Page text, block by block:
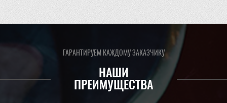
ГАРАНТИРУЕМ КАЖДОМУ ЗАКАЗЧИКУ
НАШИ
ПРЕИМУЩЕСТВА